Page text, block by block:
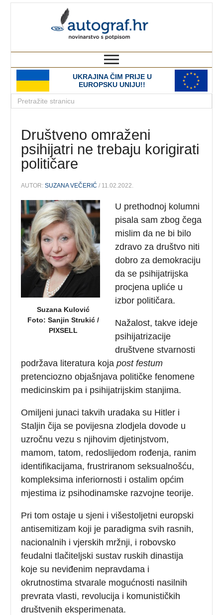
UKRAJINA ČIM PRIJE U
EUROPSKU UNIJU!!
Društveno omraženi
psihijatri ne trebaju korigirati
političare
AUTOR:SUZANA VEČERIĆ / 11.02.2022.
Suzana Kulović
Foto: Sanjin Strukić /
PIXSELL
U prethodnoj kolumni
pisala sam zbog čega
mislim da ne bi bilo
zdravo za društvo niti
dobro za demokraciju
da se psihijatrijska
procjena upliće u
izbor političara.
Nažalost, takve ideje
psihijatrizacije
društvene stvarnosti
podržava literatura kojapost festum
pretenciozno objašnjava političke fenomene
medicinskim pa i psihijatrijskim stanjima.
Omiljeni junaci takvih uradaka su Hitler i
Staljin čija se povijesna zlodjela dovode u
uzročnu vezu s njihovim djetinjstvom,
mamom, tatom, redoslijedom rođenja, ranim
identifikacijama, frustriranom seksualnošću,
kompleksima inferiornosti i ostalim općim
mjestima iz psihodinamske razvojne teorije.
Pri tom ostaje u sjeni i višestoljetni europski
antisemitizam koji je paradigma svih rasnih,
nacionalnih i vjerskih mržnji, i robovsko
feudalni tlačiteljski sustav ruskih dinastija
koje su neviđenim nepravdama i
okrutnostima stvarale mogućnosti nasilnih
prevrata vlasti, revolucija i komunističkih
društvenih eksperimenata.